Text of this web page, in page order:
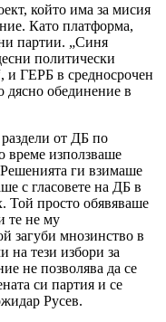
който има за мисия
Като платформа,
партии. „Синя
политически
и ГЕРБ в средносрочен
дясно обединение в
от ДБ по
време използваше
ги взимаше
с гласовете на ДБ в
Той просто обявяваше
те не му
загуби мнозинство в
на тези избори за
не позволява да се
си партия и се
Русев.